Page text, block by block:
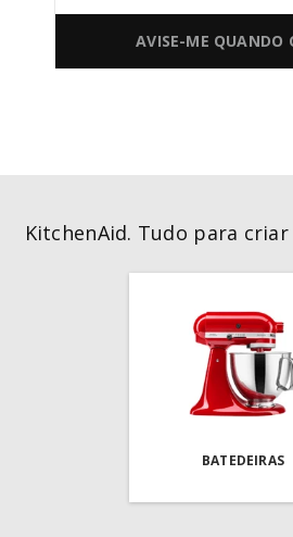
AVISE-ME QUANDO
KitchenAid. Tudo para
BATEDEIRAS